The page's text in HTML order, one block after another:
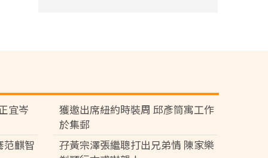
宜岑
獲邀出席紐約時裝周 邱彥筒寓工作
於集郵
范麒智
孖黃宗澤張繼聰打出兄弟情 陳家樂